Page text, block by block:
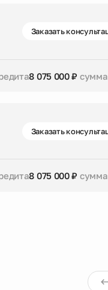
Заказать
8 075 000 ₽
Заказать
8 075 000 ₽